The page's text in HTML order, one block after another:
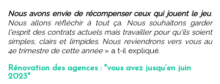
Nous avons envie de récompenser ceux qui jouent le jeu.
Nous allons réfléchir à tout ça. Nous souhaitons garder
l'esprit des contrats actuels mais travailler pour qu'ils soient
simples, clairs et limpides. Nous reviendrons vers vous au
4e trimestre de cette année» a t-il expliqué.
Rénovation des agences : "vous avez jusqu’en juin
2023"